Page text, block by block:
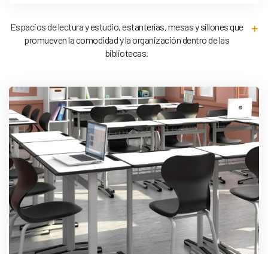
Espacios de lectura y estudio, estanterías, mesas y sillones que
promueven la comodidad y la organización dentro de las
bibliotecas.